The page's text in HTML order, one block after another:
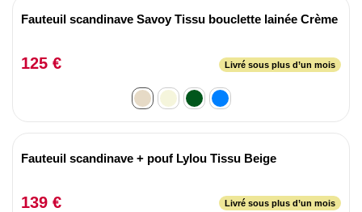
Fauteuil scandinave Savoy Tissu bouclette lainée Crème
125 € Livré sous plus d’un mois
Fauteuil scandinave + pouf Lylou Tissu Beige
139 € Livré sous plus d’un mois